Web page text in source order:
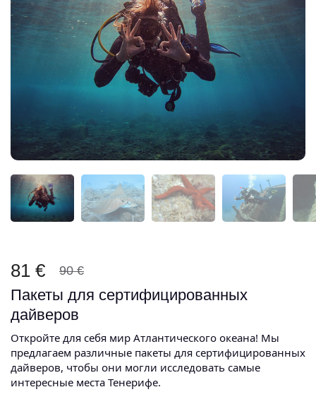
81 € 90 €
Пакеты для сертифицированных
дайверов
Откройте для себя мир Атлантического океана! Мы
предлагаем различные пакеты для сертифицированных
дайверов, чтобы они могли исследовать самые
интересные места Тенерифе.